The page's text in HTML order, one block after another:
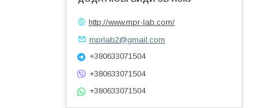
http://www.mpr-lab.com/
mprlab2@gmail.com
+380633071504
+380633071504
+380633071504